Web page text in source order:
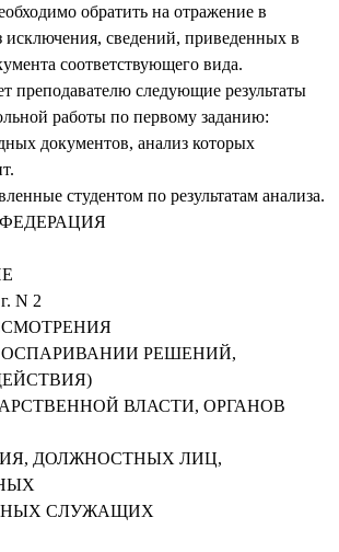
обратить на отражение в
исключения, сведений, приведенных в
соответствующего вида.
преподавателю следующие результаты
работы по первому заданию:
документов, анализ которых
студентом по результатам анализа.
N 2
РЕШЕНИЙ,
ВЛАСТИ, ОРГАНОВ
ДОЛЖНОСТНЫХ ЛИЦ,
СЛУЖАЩИХ